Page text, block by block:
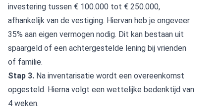
investering tussen € 100.000 tot € 250.000,
afhankelijk van de vestiging. Hiervan heb je ongeveer
35% aan eigen vermogen nodig. Dit kan bestaan uit
spaargeld of een achtergestelde lening bij vrienden
of familie.
Stap 3. Na inventarisatie wordt een overeenkomst
opgesteld. Hierna volgt een wettelijke bedenktijd van
4 weken.